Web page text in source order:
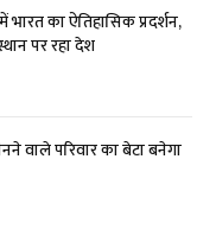
का ऐतिहासिक प्रदर्शन,
पर रहा देश
वाले परिवार का बेटा बनेगा